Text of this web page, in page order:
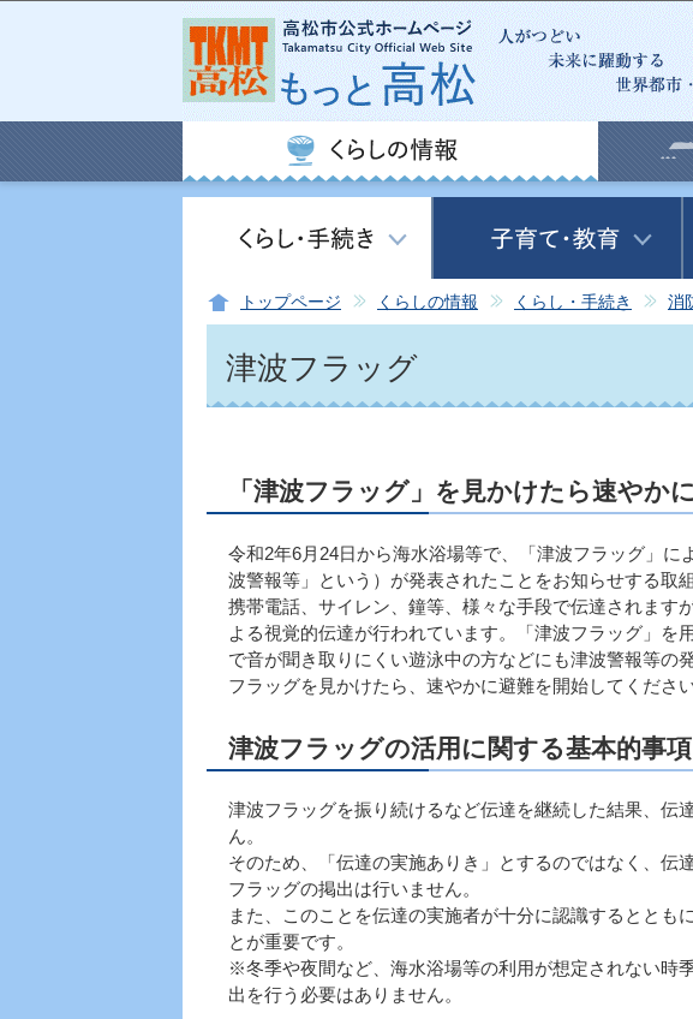
トップページ くらしの情報 くらし・手続き 消
津波フラッグ
「津波フラッグ」を見かけたら速やか
令和2年6月24日から海水浴場等で、「津波フラッグ」
波警報等」という）が発表されたことをお知らせする取
携帯電話、サイレン、鐘等、様々な手段で伝達されます
よる視覚的伝達が行われています。「津波フラッグ」
で音が聞き取りにくい遊泳中の方などにも津波警報等の
フラッグを見かけたら、速やかに避難を開始してください
津波フラッグの活用に関する基本的事項
津波フラッグを振り続けるなど伝達を継続した結果、伝
ん。
そのため、「伝達の実施ありき」とするのではなく、伝
フラッグの掲出は行いません。
また、このことを伝達の実施者が十分に認識するととも
とが重要です。
※冬季や夜間など、海水浴場等の利用が想定されない時
出を行う必要はありません。